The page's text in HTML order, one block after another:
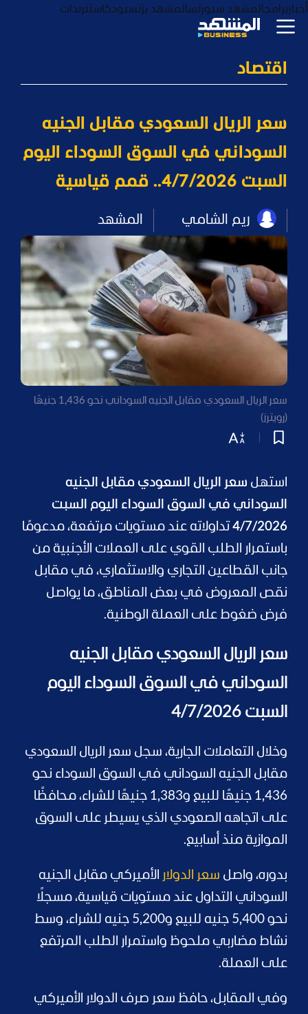
أخبار برامجالمشهد سبورتسالمشهد بزنسبودكاستترندات
اقتصاد
سعر الريال السعودي مقابل الجنيه
السوداني في السوق السوداء اليوم
السبت 4/7/2026.. قمم قياسية
ريم الشامي المشهد
سعر الريال السعودي مقابل الجنيه السوداني نحو 1,436 جنيهًا
(رويترز)
استهل سعر الريال السعودي مقابل الجنيه
السوداني في السوق السوداء اليوم السبت
4/7/2026 تداولاته عند مستويات مرتفعة، مدعومًا
باستمرار الطلب القوي على العملات الأجنبية من
جانب القطاعين التجاري والاستثماري، في مقابل
نقص المعروض في بعض المناطق، ما يواصل
فرض ضغوط على العملة الوطنية.
سعر الريال السعودي مقابل الجنيه
السوداني في السوق السوداء اليوم
السبت 4/7/2026
وخلال التعاملات الجارية، سجل سعر الريال السعودي
مقابل الجنيه السوداني في السوق السوداء نحو
1,436 جنيهًا للبيع و1,383 جنيهًا للشراء، محافظًا
على اتجاهه الصعودي الذي يسيطر على السوق
الموازية منذ أسابيع.
بدوره، واصل سعر الدولار الأميركي مقابل الجنيه
السوداني التداول عند مستويات قياسية، مسجلًا
نحو 5,400 جنيه للبيع و5,200 جنيه للشراء، وسط
نشاط مضاربي ملحوظ واستمرار الطلب المرتفع
على العملة.
وفي المقابل، حافظ سعر صرف الدولار الأميركي